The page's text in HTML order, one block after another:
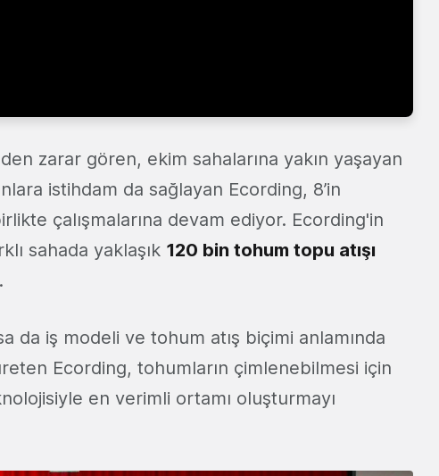
zarar gören, ekim sahalarına yakın yaşayan
istihdam da sağlayan Ecording, 8’in
çalışmalarına devam ediyor. Ecording'in
sahada yaklaşık 120 bin tohum topu atışı
da iş modeli ve tohum atış biçimi anlamında
Ecording, tohumların çimlenebilmesi için
en verimli ortamı oluşturmayı